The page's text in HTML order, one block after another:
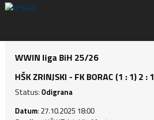
WWIN liga BiH 25/26
HŠK ZRINJSKI - FK BORAC (1 : 1) 2 : 1
Status: Odigrana
Datum: 27.10.2025 18:00